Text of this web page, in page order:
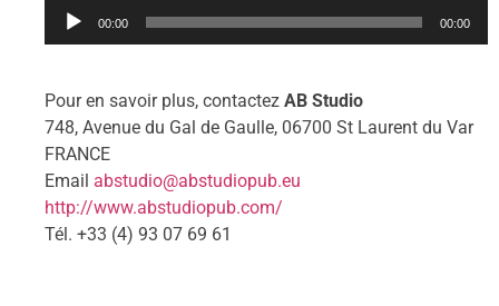
Lecteur
00:00 00:00
Pour en savoir plus, contactez AB Studio
748, Avenue du Gal de Gaulle, 06700 St Laurent du Var
FRANCE
Email abstudio@abstudiopub.eu
http://www.abstudiopub.com/
Tél. +33 (4) 93 07 69 61